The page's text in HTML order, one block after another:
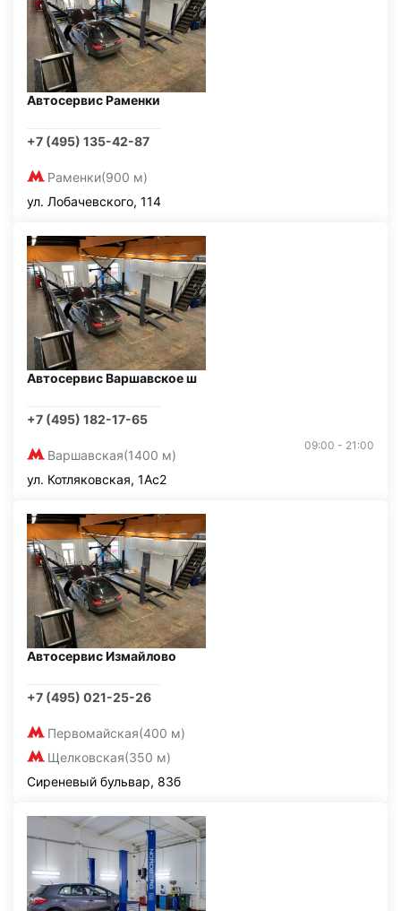
Автосервис Раменки
+7 (495) 135-42-87
Раменки(900 м)
ул. Лобачевского, 114
Автосервис Варшавское ш
+7 (495) 182-17-65
Варшавская(1400 м)
09:00 - 21:00
ул. Котляковская, 1Ас2
Автосервис Измайлово
+7 (495) 021-25-26
Первомайская(400 м)
Щелковская(350 м)
Сиреневый бульвар, 83б